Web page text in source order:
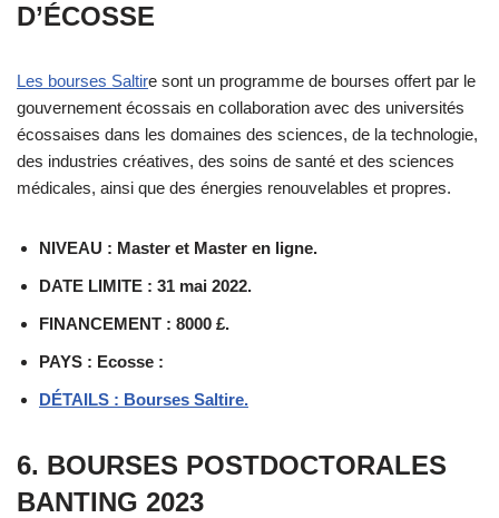
D’ÉCOSSE
Les bourses Saltire sont un programme de bourses offert par le
gouvernement écossais en collaboration avec des universités
écossaises dans les domaines des sciences, de la technologie,
des industries créatives, des soins de santé et des sciences
médicales, ainsi que des énergies renouvelables et propres.
NIVEAU : Master et Master en ligne.
DATE LIMITE : 31 mai 2022.
FINANCEMENT : 8000 £.
PAYS : Ecosse :
DÉTAILS : Bourses Saltire.
6. BOURSES POSTDOCTORALES
BANTING 2023